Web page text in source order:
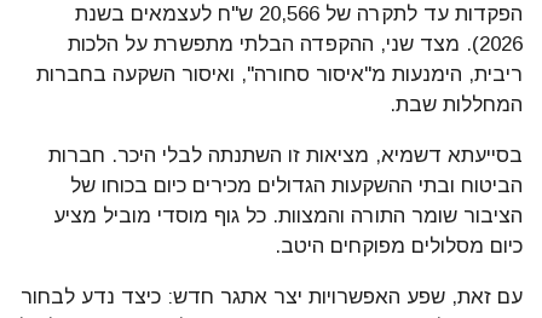
הפקדות עד לתקרה של 20,566 ש"ח לעצמאים בשנת
2026). מצד שני, ההקפדה הבלתי מתפשרת על הלכות
ריבית, הימנעות מ"איסור סחורה", ואיסור השקעה בחברות
המחללות שבת.
בסייעתא דשמיא, מציאות זו השתנתה לבלי היכר. חברות
הביטוח ובתי ההשקעות הגדולים מכירים כיום בכוחו של
הציבור שומר התורה והמצוות. כל גוף מוסדי מוביל מציע
כיום מסלולים מפוקחים היטב.
עם זאת, שפע האפשרויות יצר אתגר חדש: כיצד נדע לבחור